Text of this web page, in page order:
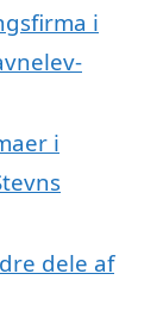
i
i
dele af